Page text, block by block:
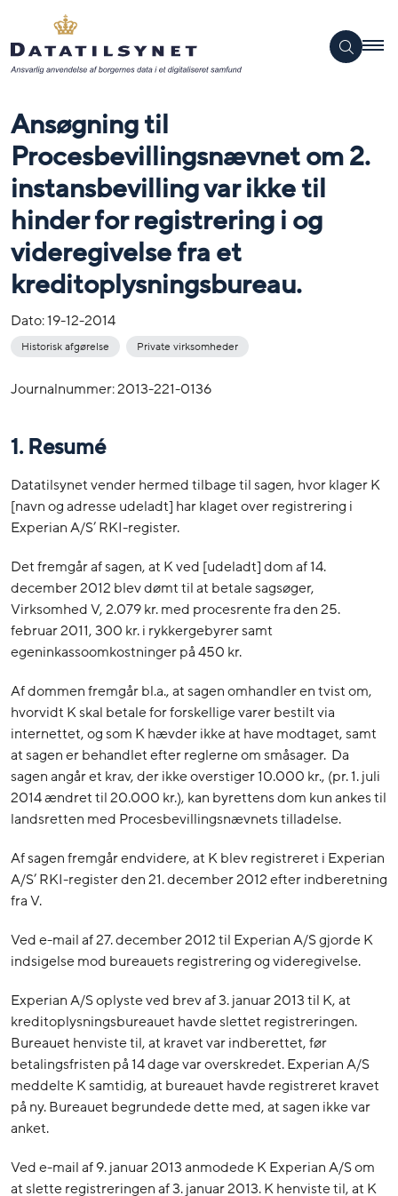
Ansøgning til
Procesbevillingsnævnet om 2.
instansbevilling var ikke til
hinder for registrering i og
videregivelse fra et
kreditoplysningsbureau.
Dato:19-12-2014
Historisk afgørelse Private virksomheder
Journalnummer: 2013-221-0136
1. Resumé
Datatilsynet vender hermed tilbage til sagen, hvor klager K
[navn og adresse udeladt] har klaget over registrering i
Experian A/S’ RKI-register.
Det fremgår af sagen, at K ved [udeladt] dom af 14.
december 2012 blev dømt til at betale sagsøger,
Virksomhed V, 2.079 kr. med procesrente fra den 25.
februar 2011, 300 kr. i rykkergebyrer samt
egeninkassoomkostninger på 450 kr.
Af dommen fremgår bl.a., at sagen omhandler en tvist om,
hvorvidt K skal betale for forskellige varer bestilt via
internettet, og som K hævder ikke at have modtaget, samt
at sagen er behandlet efter reglerne om småsager. Da
sagen angår et krav, der ikke overstiger 10.000 kr., (pr. 1. juli
2014 ændret til 20.000 kr.), kan byrettens dom kun ankes til
landsretten med Procesbevillingsnævnets tilladelse.
Af sagen fremgår endvidere, at K blev registreret i Experian
A/S’ RKI-register den 21. december 2012 efter indberetning
fra V.
Ved e-mail af 27. december 2012 til Experian A/S gjorde K
indsigelse mod bureauets registrering og videregivelse.
Experian A/S oplyste ved brev af 3. januar 2013 til K, at
kreditoplysningsbureauet havde slettet registreringen.
Bureauet henviste til, at kravet var indberettet, før
betalingsfristen på 14 dage var overskredet. Experian A/S
meddelte K samtidig, at bureauet havde registreret kravet
på ny. Bureauet begrundede dette med, at sagen ikke var
anket.
Ved e-mail af 9. januar 2013 anmodede K Experian A/S om
at slette registreringen af 3. januar 2013. K henviste til, at K